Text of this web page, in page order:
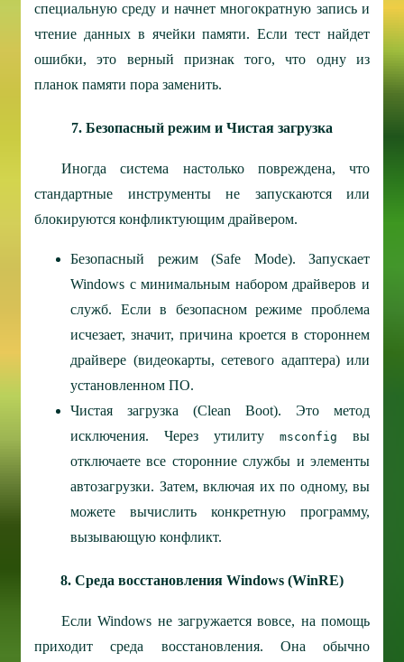
специальную среду и начнет многократную запись и
чтение данных в ячейки памяти. Если тест найдет
ошибки, это верный признак того, что одну из
планок памяти пора заменить.
7. Безопасный режим и Чистая загрузка
Иногда система настолько повреждена, что
стандартные инструменты не запускаются или
блокируются конфликтующим драйвером.
Безопасный режим (Safe Mode). Запускает
Windows с минимальным набором драйверов и
служб. Если в безопасном режиме проблема
исчезает, значит, причина кроется в стороннем
драйвере (видеокарты, сетевого адаптера) или
установленном ПО.
Чистая загрузка (Clean Boot). Это метод
исключения. Через утилиту msconfig
вы
отключаете все сторонние службы и элементы
автозагрузки. Затем, включая их по одному, вы
можете вычислить конкретную программу,
вызывающую конфликт.
8. Среда восстановления Windows (WinRE)
Если Windows не загружается вовсе, на помощь
приходит среда восстановления. Она обычно